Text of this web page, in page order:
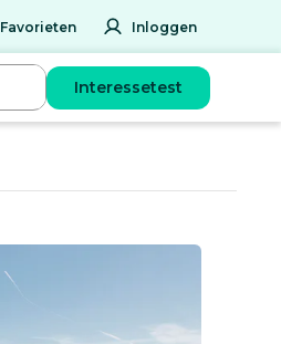
Favorieten Inloggen
Interessetest